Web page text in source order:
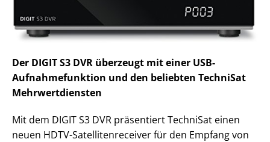
Der DIGIT S3 DVR überzeugt mit einer USB-
Aufnahmefunktion und den beliebten TechniSat
Mehrwertdiensten
Mit dem DIGIT S3 DVR präsentiert TechniSat einen
neuen HDTV-Satellitenreceiver für den Empfang von